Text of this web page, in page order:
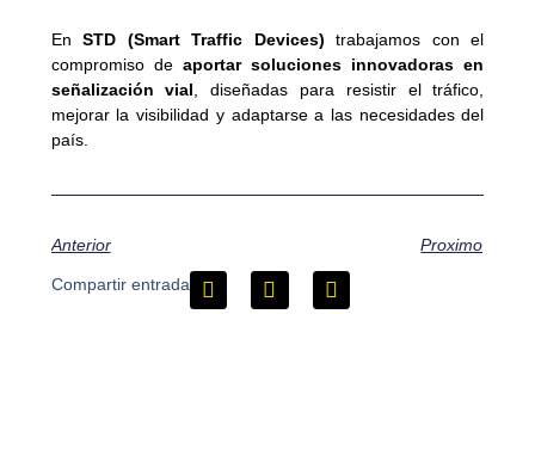
EnSTD (Smart Traffic Devices) trabajamos con el
compromiso de aportar soluciones innovadoras en
señalización vial , diseñadas para resistir el tráfico,
mejorar la visibilidad y adaptarse a las necesidades del
país.
Anterior Proximo
Compartir entrada